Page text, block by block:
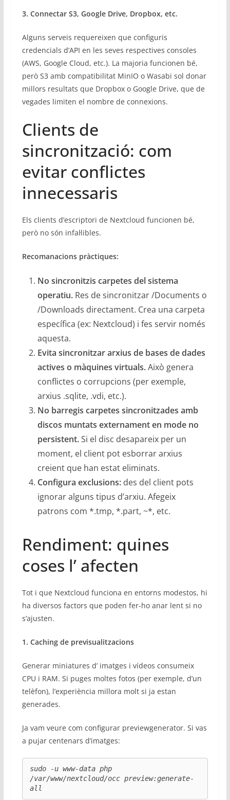
3. Connectar S3, Google Drive, Dropbox, etc.
Alguns serveis requereixen que configuris
credencials d’API en les seves respectives consoles
(AWS, Google Cloud, etc.). La majoria funcionen bé,
però S3 amb compatibilitat MinIO o Wasabi sol donar
millors resultats que Dropbox o Google Drive, que de
vegades limiten el nombre de connexions.
Clients de
sincronització: com
evitar conflictes
innecessaris
Els clients d’escriptori de Nextcloud funcionen bé,
però no són infal·libles.
Recomanacions pràctiques:
No sincronitzis carpetes del sistema
operatiu.Res de sincronitzar /Documents o
/Downloads directament. Crea una carpeta
específica (ex: Nextcloud) i fes servir només
aquesta.
Evita sincronitzar arxius de bases de dades
actives o màquines virtuals.Això genera
conflictes o corrupcions (per exemple,
arxius .sqlite, .vdi, etc.).
No barregis carpetes sincronitzades amb
discos muntats externament en mode no
persistent.Si el disc desapareix per un
moment, el client pot esborrar arxius
creient que han estat eliminats.
Configura exclusions:des del client pots
ignorar alguns tipus d’arxiu. Afegeix
patrons com *.tmp, *.part, ~*, etc.
Rendiment: quines
coses l’ afecten
Tot i que Nextcloud funciona en entorns modestos, hi
ha diversos factors que poden fer-ho anar lent si no
s’ajusten.
1. Caching de previsualitzacions
Generar miniatures d’ imatges i vídeos consumeix
CPU i RAM. Si puges moltes fotos (per exemple, d’un
telèfon), l’experiència millora molt si ja estan
generades.
Ja vam veure com configurar previewgenerator. Si vas
a pujar centenars d’imatges:
sudo -u www-data php
/var/www/nextcloud/occ preview:generate-
all